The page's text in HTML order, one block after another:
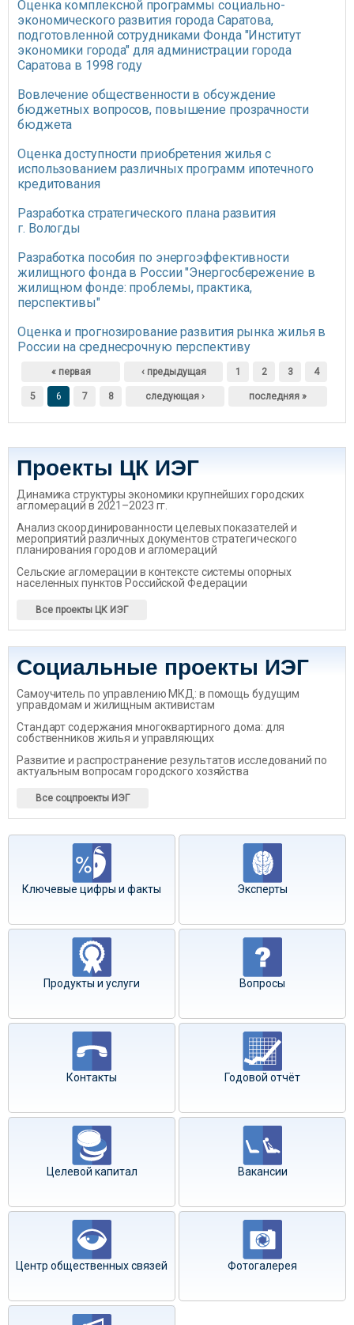
Оценка комплексной программы социально-
экономического развития города Саратова,
подготовленной сотрудниками Фонда "Институт
экономики города" для администрации города
Саратова в 1998 году
Вовлечение общественности в обсуждение
бюджетных вопросов, повышение прозрачности
бюджета
Оценка доступности приобретения жилья с
использованием различных программ ипотечного
кредитования
Разработка стратегического плана развития
г. Вологды
Разработка пособия по энергоэффективности
жилищного фонда в России "Энергосбережение в
жилищном фонде: проблемы, практика,
перспективы"
Оценка и прогнозирование развития рынка жилья в
России на среднесрочную перспективу
Страницы
« первая ‹ предыдущая 1 2 3 4
5 6 7 8 следующая › последняя »
Проекты ЦК ИЭГ
Динамика структуры экономики крупнейших городских
агломераций в 2021–2023 гг.
Анализ скоординированности целевых показателей и
мероприятий различных документов стратегического
планирования городов и агломераций
Сельские агломерации в контексте системы опорных
населенных пунктов Российской Федерации
Все проекты ЦК ИЭГ
Социальные проекты ИЭГ
Самоучитель по управлению МКД: в помощь будущим
управдомам и жилищным активистам
Стандарт содержания многоквартирного дома: для
собственников жилья и управляющих
Развитие и распространение результатов исследований по
актуальным вопросам городского хозяйства
Все соцпроекты ИЭГ
Ключевые цифры и факты Эксперты
Продукты и услуги Вопросы
Контакты Годовой отчёт
Целевой капитал Вакансии
Центр общественных связей Фотогалерея